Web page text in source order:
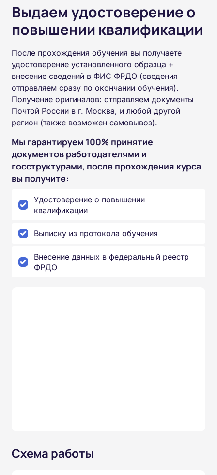
Выдаем удостоверение о
повышении квалификации
После прохождения обучения вы получаете
удостоверение установленного образца +
внесение сведений в ФИС ФРДО (сведения
отправляем сразу по окончании обучения).
Получение оригиналов: отправляем документы
Почтой России в г. Москва, и любой другой
регион (также возможен самовывоз).
Мы гарантируем 100% принятие
документов работодателями и
госструктурами, после прохождения курса
вы получите:
Удостоверение о повышении
квалификации
Выписку из протокола обучения
Внесение данных в федеральный реестр
ФРДО
Схема работы